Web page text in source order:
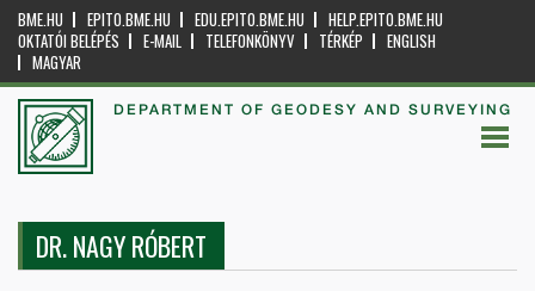
BME.HU EPITO.BME.HU EDU.EPITO.BME.HU
HELP.EPITO.BME.HU
OKTATÓI BELÉPÉS
E-MAIL TELEFONKÖNYV TÉRKÉP
ENGLISH
MAGYAR
DEPARTMENT OF GEODESY AND SURVEYING
DR. NAGY RÓBERT